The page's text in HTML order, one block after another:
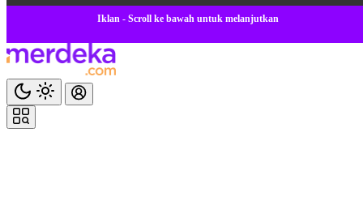
Iklan - Scroll ke bawah untuk melanjutkan